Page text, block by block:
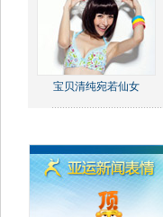
宝贝清纯宛若仙女